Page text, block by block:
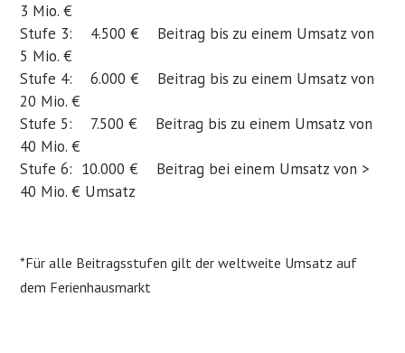
3 Mio. €
Stufe 3: 4.500 € Beitrag bis zu einem Umsatz von
5 Mio. €
Stufe 4: 6.000 € Beitrag bis zu einem Umsatz von
20 Mio. €
Stufe 5: 7.500 € Beitrag bis zu einem Umsatz von
40 Mio. €
Stufe 6: 10.000 € Beitrag bei einem Umsatz von >
40 Mio. € Umsatz
*Für alle Beitragsstufen gilt der weltweite Umsatz auf
dem Ferienhausmarkt